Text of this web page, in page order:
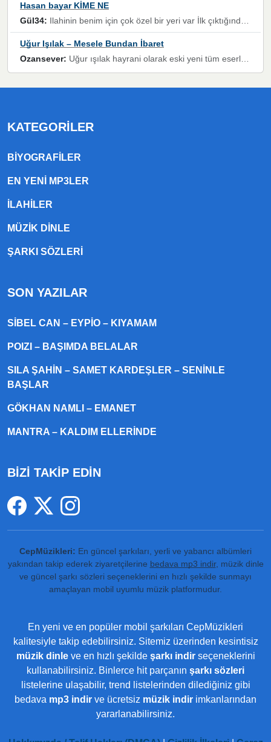
Hasan bayar KİME NE
Gül34: Ilahinin benim için çok özel bir yeri var İlk çıktığında komşum ne kadar yüksek sesle dinliyorsa orada duymuştum ve YouTube'dan aratıp Bu ilahiyi bulmuştum ve sonra müdavimi oldum günlük Ben de 3-5 kere dinleyip ezberleyip artık ilahiye bende eşlik ediyorum yüksek sesle Allah razı olsun hizmet nimettir Rabbim sizin zahmetlerinize de hayırlı nimetler versin Selam ve dua ile Allah'a emanet olun
Uğur Işılak – Mesele Bundan İbaret
Ozansever: Uğur ışılak hayrani olarak eski yeni tüm eserlerini keyifle huzurla dinleyenlerden birisiyim, emeğine saygı duyan gönül veren bunu en güzel şekilde sevenlerine ulaştıran siz değerli sayfa yöneticilerine de teşekkür ederim
KATEGORILER
BIYOGRAFILER
EN YENI MP3LER
ILAHILER
MÜZIK DINLE
ŞARKI SÖZLERI
SON YAZILAR
SIBEL CAN – EYPIO – KIYAMAM
POIZI – BAŞIMDA BELALAR
SILA ŞAHIN – SAMET KARDEŞLER – SENINLE
BAŞLAR
GÖKHAN NAMLI – EMANET
MANTRA – KALDIM ELLERINDE
BİZİ TAKİP EDİN
CepMüzikleri: En güncel şarkıları, yerli ve yabancı albümleri
yakından takip ederek ziyaretçilerine bedava mp3 indir, müzik dinle
ve güncel şarkı sözleri seçeneklerini en hızlı şekilde sunmayı
amaçlayan mobil uyumlu müzik platformudur.
En yeni ve en popüler mobil şarkıları CepMüzikleri
kalitesiyle takip edebilirsiniz. Sitemiz üzerinden kesintisiz
müzik dinleve en hızlı şekilde şarkı indirseçeneklerini
kullanabilirsiniz. Binlerce hit parçanın şarkı sözleri
listelerine ulaşabilir, trend listelerinden dilediğiniz gibi
bedava mp3 indir ve ücretsiz müzik indir imkanlarından
yararlanabilirsiniz.